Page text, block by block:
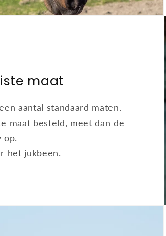
maat
aantal standaard maten.
maat besteld, meet dan de
op.
het jukbeen.